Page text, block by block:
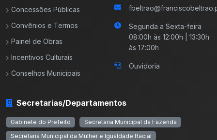
Concessões Públicas
Convênios e Termos
Painel de Obras
Incentivos Culturais
Conselhos Municipais
Segunda a Sexta-feira
08:00h às 12:00h | 13:30h
às 17:00h
Ouvidoria
Secretarias/Departamentos
Gabinete do Prefeito
Secretaria Municipal da Fazenda
Secretaria Municipal da Mulher e Igualdade Racial